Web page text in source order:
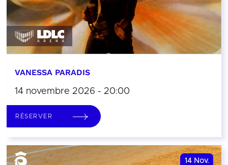
VANESSA PARADIS
14 novembre 2026 - 20:00
RÉSERVER
14 Nov.